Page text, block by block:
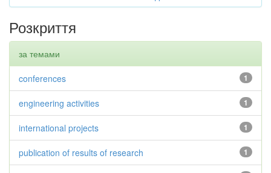
Розкриття
за темами
1
conferences
1
engineering activities
1
international projects
1
publication of results of research